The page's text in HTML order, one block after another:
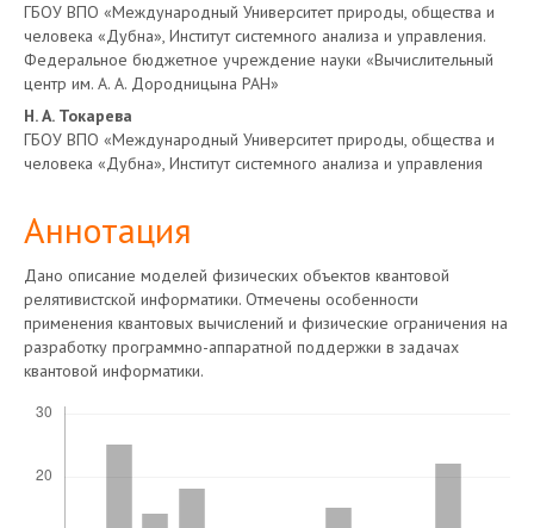
ГБОУ ВПО «Международный Университет природы, общества и
человека «Дубна», Институт системного анализа и управления.
Федеральное бюджетное учреждение науки «Вычислительный
центр им. А. А. Дородницына РАН»
Н. А. Токарева
ГБОУ ВПО «Международный Университет природы, общества и
человека «Дубна», Институт системного анализа и управления
Аннотация
Дано описание моделей физических объектов квантовой
релятивистской информатики. Отмечены особенности
применения квантовых вычислений и физические ограничения на
разработку программно-аппаратной поддержки в задачах
квантовой информатики.